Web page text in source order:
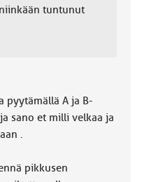
tuntunut
pyytämällä A ja B-
sano et milli velkaa ja
.
pikkusen